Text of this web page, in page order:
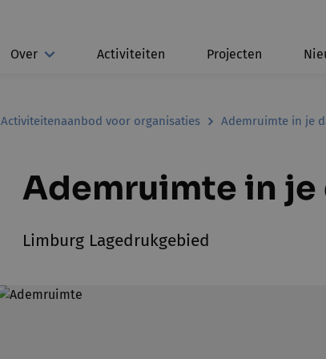
Over Activiteiten Projecten
Activiteitenaanbod voor organisaties Ademruimte in je
Ademruimte in
Limburg Lagedrukgebied